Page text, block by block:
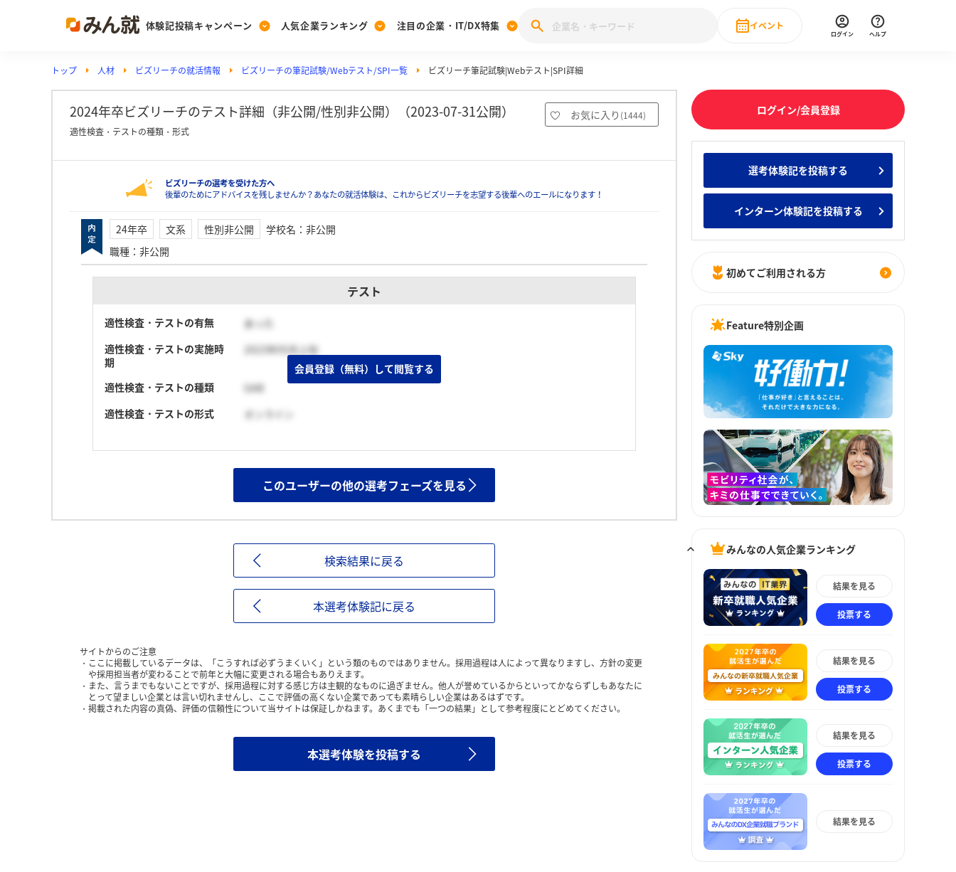
体験記投稿キャンペーン
Post
投稿する
[27卒] 本選考体験記投稿キャンペーン
人気企業ランキング
Ranking
ランキングを見る
みんなのDX企業就職ブランド調査
Vote
投票する
みんなの新卒就職人気企業ランキング みんなのインターン人気企業ランキ
注目の企業・IT/DX特集
PickUp
注目の企業特集
28卒 IT・DX現場社員インタビュー
イベント
直近のイベント一覧
ログイン ヘルプ
トップ 人材 ビズリーチの就活情報 ビズリーチの筆記試験/Webテスト/SPI一覧 ビズリーチ筆記試験|Webテスト|SPI詳細
2024年卒ビズリーチのテスト詳細（非公開/性別非公開）（2023-07-31公開） お気に入り (1444)
適性検査・テストの種類・形式
ビズリーチの選考を受けた方へ
後輩のためにアドバイスを残しませんか？あなたの就活体験は、これからビズリーチを志望する後輩へのエールになります！
24年卒 文系 性別非公開 学校名 ： 非公開
職種 ： 非公開
テスト
適性検査・テストの有無
あった
適性検査・テストの実施時
期
2023年05月上旬
適性検査・テストの種類
GAB
適性検査・テストの形式
オンライン
会員登録（無料）して閲覧する
このユーザーの他の選考フェーズを見る
検索結果に戻る
本選考体験記に戻る
サイトからのご注意
ここに掲載しているデータは、「こうすれば必ずうまくいく」という類のものではありません。採用過程は人によって異なりますし、方針の変更
や採用担当者が変わることで前年と大幅に変更される場合もありえます。
また、言うまでもないことですが、採用過程に対する感じ方は主観的なものに過ぎません。他人が誉めているからといってかならずしもあなたに
とって望ましい企業とは言い切れませんし、ここで評価の高くない企業であっても素晴らしい企業はあるはずです。
掲載された内容の真偽、評価の信頼性について当サイトは保証しかねます。あくまでも「一つの結果」として参考程度にとどめてください。
本選考体験を投稿する
ログイン/会員登録
選考体験記を投稿する
インターン体験記を投稿する
初めてご利用される方
Feature特別企画
みんなの人気企業ランキング
結果を見る
投票する
結果を見る
投票する
結果を見る
投票する
結果を見る